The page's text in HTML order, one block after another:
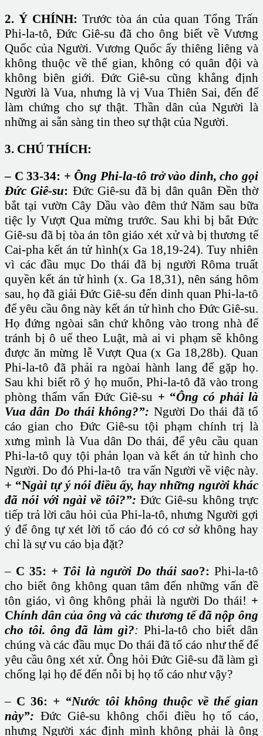
2. Ý CHÍNH: Trước tòa án của quan Tổng Trấn
Phi-la-tô, Đức Giê-su đã cho ông biết về Vương
Quốc của Người. Vương Quốc ấy thiêng liêng và
không thuộc về thế gian, không có quân đội và
không biên giới. Đức Giê-su cũng khẳng định
Người là Vua, nhưng là vị Vua Thiên Sai, đến để
làm chứng cho sự thật. Thần dân của Người là
những ai sẵn sàng tin theo sự thật của Người.
3. CHÚ THÍCH:
– C 33-34: + Ông Phi-la-tô trở vào dinh, cho gọi
Đức Giê-su: Đức Giê-su đã bị dân quân Đền thờ
bắt tại vườn Cây Dầu vào đêm thứ Năm sau bữa
tiệc ly Vượt Qua mừng trước. Sau khi bị bắt Đức
Giê-su đã bị tòa án tôn giáo xét xử và bị thương tế
Cai-pha kết án tử hình(x Ga 18,19-24). Tuy nhiên
vì các đầu mục Do thái đã bị người Rôma truất
quyền kết án tử hình (x. Ga 18,31), nên sáng hôm
sau, họ đã giải Đức Giê-su đến dinh quan Phi-la-tô
để yêu cầu ông này kết án tử hình cho Đức Giê-su.
Họ đứng ngòai sân chứ không vào trong nhà để
tránh bị ô uế theo Luật, mà ai vi phạm sẽ không
được ăn mừng lễ Vượt Qua (x Ga 18,28b). Quan
Phi-la-tô đã phải ra ngòai hành lang để gặp họ.
Sau khi biết rõ ý họ muốn, Phi-la-tô đã vào trong
phòng thẩm vấn Đức Giê-su + “Ông có phải là
Vua dân Do thái không?”: Người Do thái đã tố
cáo gian cho Đức Giê-su tội phạm chính trị là
xưng mình là Vua dân Do thái, để yêu cầu quan
Phi-la-tô quy tội phản lọan và kết án tử hình cho
Người. Do đó Phi-la-tô tra vấn Người về việc này.
+ “Ngài tự ý nói điều ấy, hay những người khác
đã nói với ngài về tôi?”: Đức Giê-su không trực
tiếp trả lời câu hỏi của Phi-la-tô, nhưng Người gợi
ý để ông tự xét lời tố cáo đó có cơ sở không hay
chỉ là sự vu cáo bịa đặt?
– C 35: + Tôi là người Do thái sao?:Phi-la-tô
cho biết ông không quan tâm đến những vấn đề
tôn giáo, vì ông không phải là người Do thái! +
Chính dân của ông và các thương tế đã nộp ông
cho tôi. ông đã làm gì?: Phi-la-tô cho biết dân
chúng và các đầu mục Do thái đã tố cáo như thế để
yêu cầu ông xét xử. Ông hỏi Đức Giê-su đã làm gì
chống lại họ để đến nỗi bị họ tố cáo như vậy?
– C 36: + “Nước tôi không thuộc về thế gian
này”:Đức Giê-su không chối điều họ tố cáo,
nhưng Người xác định mình không phải là ông